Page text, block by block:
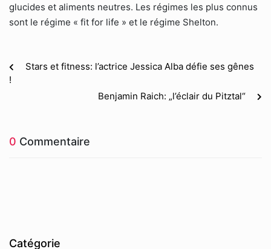
glucides et aliments neutres. Les régimes les plus connus
sont le régime « fit for life » et le régime Shelton.
Stars et fitness: l’actrice Jessica Alba défie ses gênes
!
Benjamin Raich: „l’éclair du Pitztal“
0 Commentaire
Catégorie